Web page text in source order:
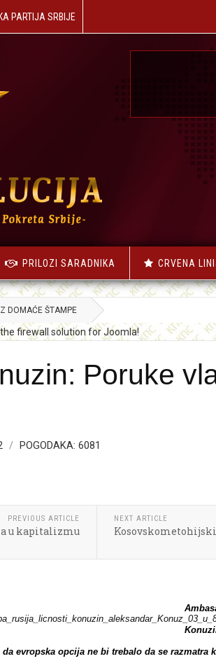
PARTIJA SRBIJE
PRILOZI SARADNIKA CRVENA
IZ DOMAĆE ŠTAMPE
Poruke
POGODAKA: 6081
PREVIOUS ARTICLE
u kapitalizmu
NEXT ARTICLE
da evropska opcija ne bi trebalo da se razmatra